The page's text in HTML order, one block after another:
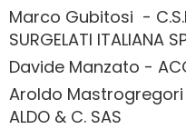
Marco Gubitosi -
SURGELATI ITALIANA
Davide Manzato -
Aroldo Mastrogregori
ALDO & C. SAS